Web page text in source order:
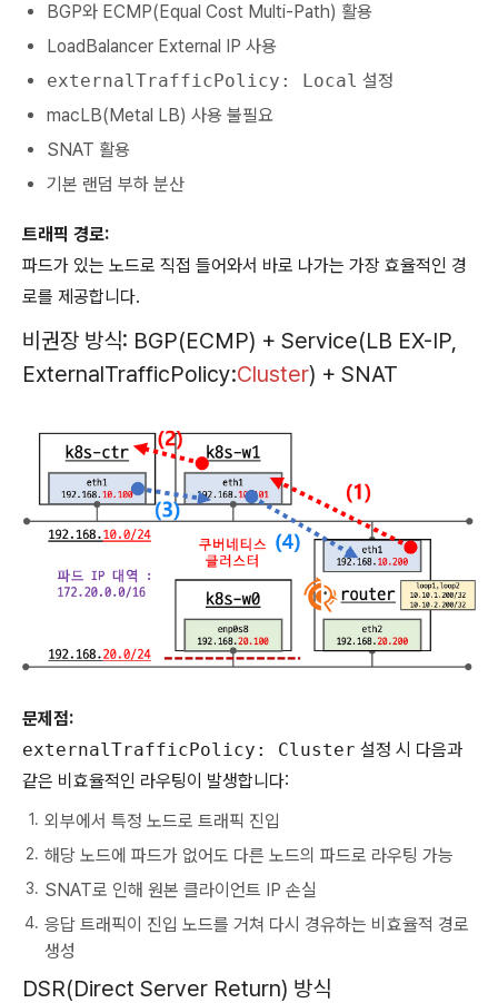
BGP와 ECMP(Equal Cost Multi-Path) 활용
LoadBalancer External IP 사용
externalTrafficPolicy: Local 설정
macLB(Metal LB) 사용 불필요
SNAT 활용
기본 랜덤 부하 분산
트래픽 경로:
파드가 있는 노드로 직접 들어와서 바로 나가는 가장 효율적인 경
로를 제공합니다.
비권장 방식: BGP(ECMP) + Service(LB EX-IP,
ExternalTrafficPolicy:Cluster) + SNAT
문제점:
externalTrafficPolicy: Cluster 설정 시 다음과
같은 비효율적인 라우팅이 발생합니다:
외부에서 특정 노드로 트래픽 진입
해당 노드에 파드가 없어도 다른 노드의 파드로 라우팅 가능
SNAT로 인해 원본 클라이언트 IP 손실
응답 트래픽이 진입 노드를 거쳐 다시 경유하는 비효율적 경로
생성
DSR(Direct Server Return) 방식